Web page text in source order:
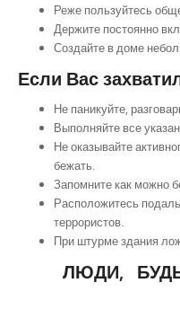
Реже пользуйтесь
Держите постоянно
Создайте в доме
Если Вас
Не паникуйте,
Выполняйте все
Не оказывайте
бежать.
Запомните как можно
Расположитесь
террористов.
При штурме здания
ЛЮДИ,